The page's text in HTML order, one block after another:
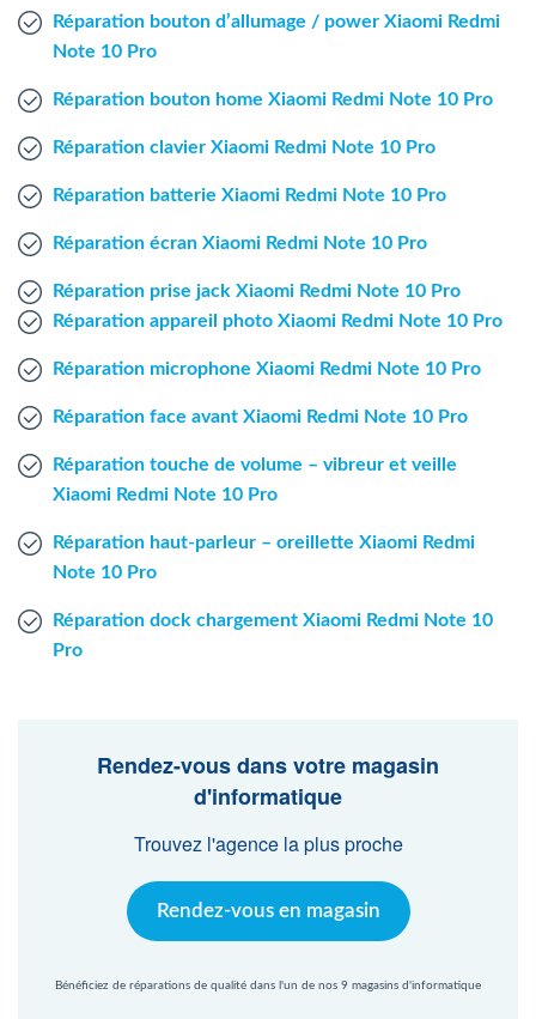
Agent Mac
Réparation bouton d’allumage / power Xiaomi Redmi
Note 10 Pro
Réparation bouton home Xiaomi Redmi Note 10 Pro
Réparation clavier Xiaomi Redmi Note 10 Pro
Réparation batterie Xiaomi Redmi Note 10 Pro
Réparation écran Xiaomi Redmi Note 10 Pro
Réparation prise jack Xiaomi Redmi Note 10 Pro
Réparation appareil photo Xiaomi Redmi Note 10 Pro
Réparation microphone Xiaomi Redmi Note 10 Pro
Réparation face avant Xiaomi Redmi Note 10 Pro
Réparation touche de volume – vibreur et veille
Xiaomi Redmi Note 10 Pro
Réparation haut-parleur – oreillette Xiaomi Redmi
Note 10 Pro
Réparation dock chargement Xiaomi Redmi Note 10
Pro
Rendez-vous dans votre magasin
d'informatique
Trouvez l'agence la plus proche
Rendez-vous en magasin
Bénéficiez de réparations de qualité dans l'un de nos 9 magasins d'informatique